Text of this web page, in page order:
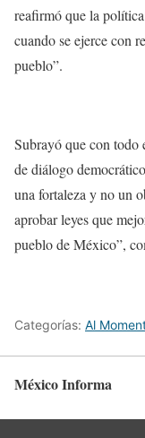
reafirmó que la
cuando se ejerce con
pueblo”.
Subrayó que con todo
de diálogo
una fortaleza y no un
aprobar leyes que
pueblo de México”,
Categorías: Al
México Informa